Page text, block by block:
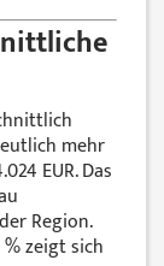
mehr
EUR. Das
Region.
zeigt sich